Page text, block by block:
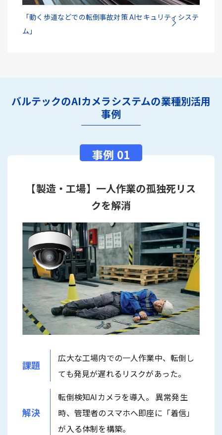
「動く歩道などでの転倒事故対策 AIセキュリティシステ
ム」
バルテックのAIカメラシステムの業種別活用
事例
【製造・工場】一人作業の孤独死リス
クを解消
課題
広大な工場内での一人作業中、転倒し
ても発見が遅れるリスクがあった。
解決
転倒検知AIカメラを導入。 異常発生
時、管理者のスマホへ即座に「着信」
が入る体制を構築。